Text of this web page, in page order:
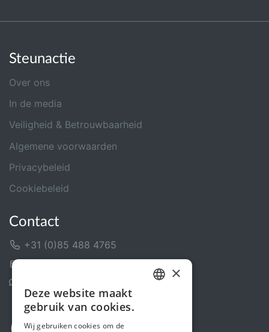
Steunactie
Over ons
In de media
Veiligheid & Betrouwbaarheid
Algemene voorwaarden
Privacybeleid
Cookiebeleid
Contact
+31 (0)85 488 4765
×
Deze website maakt
gebruik van cookies.
Wij gebruiken cookies om de